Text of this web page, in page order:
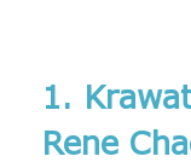
1.
Rene